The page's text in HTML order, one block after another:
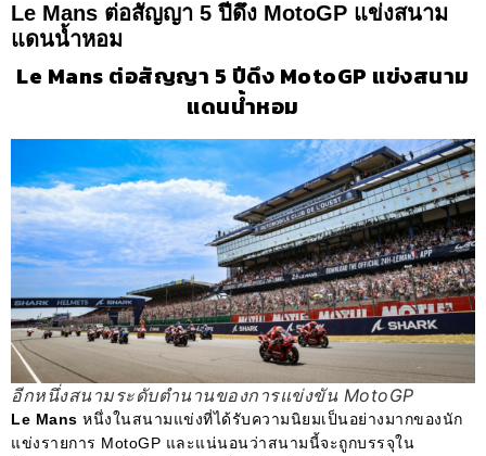
Le Mans ต่อสัญญา 5 ปีดึง MotoGP แข่งสนาม
แดนน้ำหอม
Le Mans ต่อสัญญา 5 ปีดึง MotoGP แข่งสนาม
แดนน้ำหอม
อีกหนึ่งสนามระดับตำนานของการแข่งขัน MotoGP
Le Mans หนึ่งในสนามแข่งที่ได้รับความนิยมเป็นอย่างมากของนัก
แข่งรายการ MotoGP และแน่นอนว่าสนามนี้จะถูกบรรจุใน